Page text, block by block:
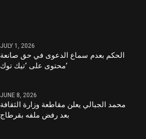
JULY 1, 2026
الحكم بعدم سماع الدعوى في حق صانعة
محتوى على ‘تيك توك’
JUNE 8, 2026
محمد الجبالي يعلن مقاطعة وزارة الثقافة
بعد رفض ملفه بقرطاج